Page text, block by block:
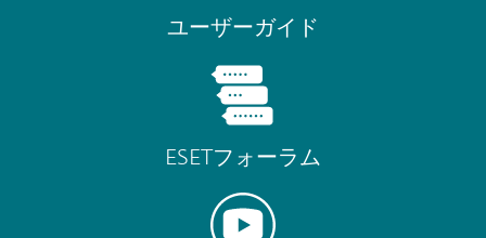
ユーザーガイド
ESETフォーラム